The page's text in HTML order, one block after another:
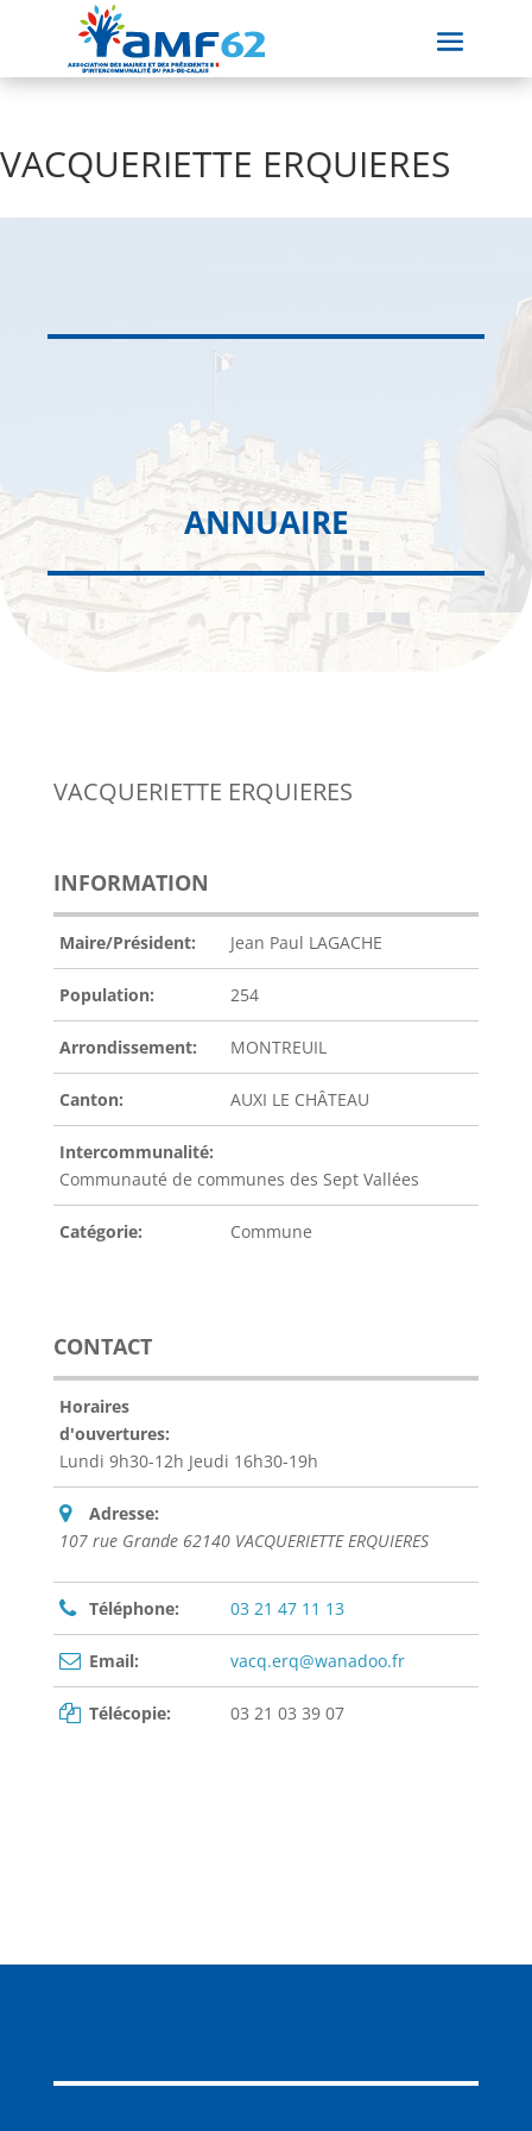
VACQUERIETTE ERQUIERES
ANNUAIRE
VACQUERIETTE ERQUIERES
INFORMATION
Maire/Président: Jean Paul LAGACHE
Population: 254
Arrondissement: MONTREUIL
Canton: AUXI LE CHÂTEAU
Intercommunalité:
Communauté de communes des Sept Vallées
Catégorie: Commune
CONTACT
Horaires
d'ouvertures:
Lundi 9h30-12h Jeudi 16h30-19h
Adresse:
107 rue Grande 62140 VACQUERIETTE ERQUIERES
Téléphone: 03 21 47 11 13
Email: vacq.erq@wanadoo.fr
Télécopie: 03 21 03 39 07